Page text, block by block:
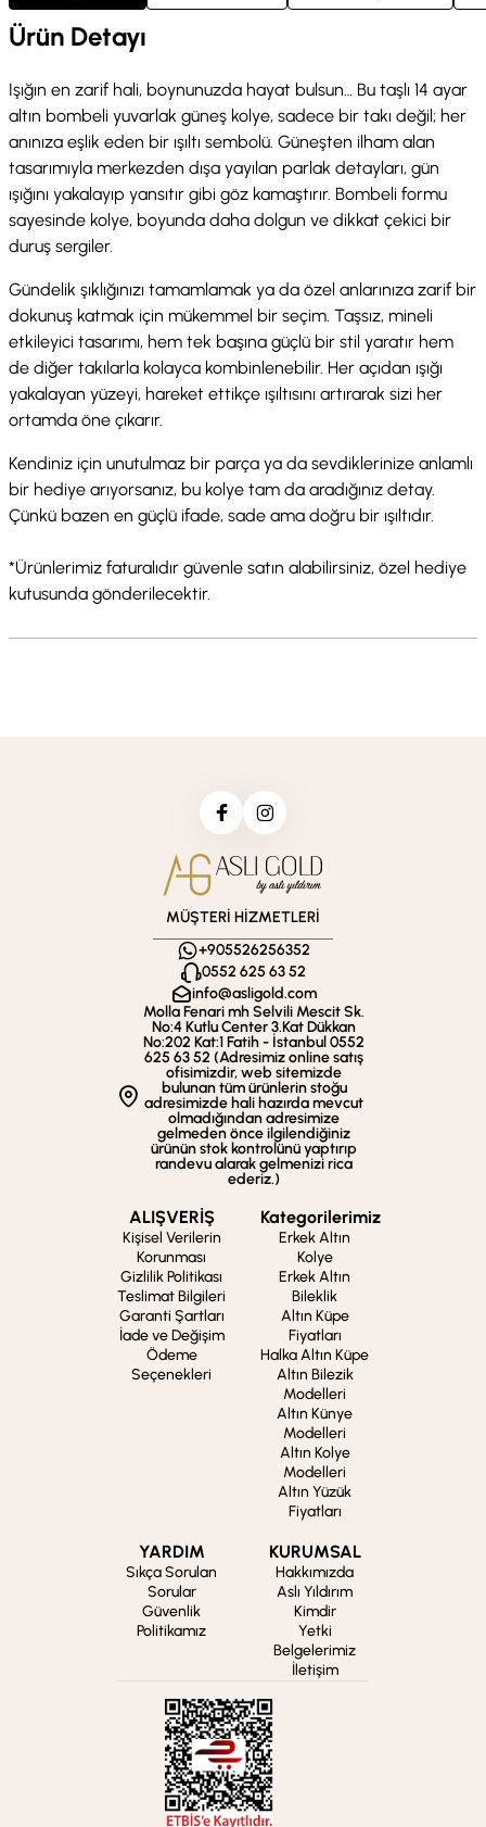
Ürün Detayı
Işığın en zarif hali, boynunuzda hayat bulsun… Bu taşlı 14 ayar
altın bombeli yuvarlak güneş kolye, sadece bir takı değil; her
anınıza eşlik eden bir ışıltı sembolü. Güneşten ilham alan
tasarımıyla merkezden dışa yayılan parlak detayları, gün
ışığını yakalayıp yansıtır gibi göz kamaştırır. Bombeli formu
sayesinde kolye, boyunda daha dolgun ve dikkat çekici bir
duruş sergiler.
Gündelik şıklığınızı tamamlamak ya da özel anlarınıza zarif bir
dokunuş katmak için mükemmel bir seçim. Taşsız, mineli
etkileyici tasarımı, hem tek başına güçlü bir stil yaratır hem
de diğer takılarla kolayca kombinlenebilir. Her açıdan ışığı
yakalayan yüzeyi, hareket ettikçe ışıltısını artırarak sizi her
ortamda öne çıkarır.
Kendiniz için unutulmaz bir parça ya da sevdiklerinize anlamlı
bir hediye arıyorsanız, bu kolye tam da aradığınız detay.
Çünkü bazen en güçlü ifade, sade ama doğru bir ışıltıdır.
*Ürünlerimiz faturalıdır güvenle satın alabilirsiniz, özel hediye
kutusunda gönderilecektir.
MÜŞTERİ HİZMETLERİ
+905526256352
0552 625 63 52
info@asligold.com
Molla Fenari mh Selvili Mescit Sk.
No:4 Kutlu Center 3.Kat Dükkan
No:202 Kat:1 Fatih - İstanbul 0552
625 63 52 (Adresimiz online satış
ofisimizdir, web sitemizde
bulunan tüm ürünlerin stoğu
adresimizde hali hazırda mevcut
olmadığından adresimize
gelmeden önce ilgilendiğiniz
ürünün stok kontrolünü yaptırıp
randevu alarak gelmenizi rica
ederiz.)
ALIŞVERİŞ
Kişisel Verilerin
Korunması
Gizlilik Politikası
Teslimat Bilgileri
Garanti Şartları
İade ve Değişim
Ödeme
Seçenekleri
Kategorilerimiz
Erkek Altın
Kolye
Erkek Altın
Bileklik
Altın Küpe
Fiyatları
Halka Altın Küpe
Altın Bilezik
Modelleri
Altın Künye
Modelleri
Altın Kolye
Modelleri
Altın Yüzük
Fiyatları
YARDIM
Sıkça Sorulan
Sorular
Güvenlik
Politikamız
KURUMSAL
Hakkımızda
Aslı Yıldırım
Kimdir
Yetki
Belgelerimiz
İletişim